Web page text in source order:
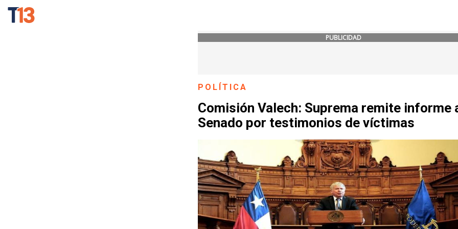
PUBLICIDAD
POLÍTICA
Comisión Valech: Suprema remite informe
Senado por testimonios de víctimas